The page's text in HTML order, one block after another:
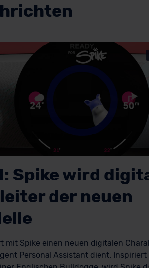
Spike wird
der neuen
mit Spike einen neuen digitalen
Personal Assistant dient. Inspiriert